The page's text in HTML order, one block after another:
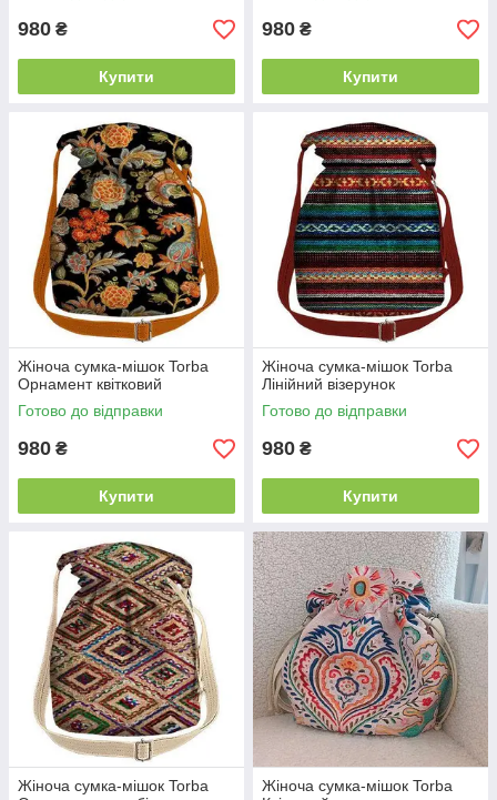
980 ₴
Купити
980 ₴
Купити
Жіноча сумка-мішок Torba
Орнамент квітковий
Готово до відправки
980 ₴
Купити
Жіноча сумка-мішок Torba
Лінійний візерунок
Готово до відправки
980 ₴
Купити
Жіноча сумка-мішок Torba
Жіноча сумка-мішок Torba